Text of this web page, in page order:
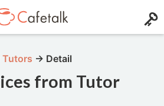
Tutors → Detail
from Tutor